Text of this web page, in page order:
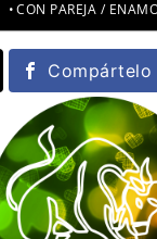
CON PAREJA /
Compártelo